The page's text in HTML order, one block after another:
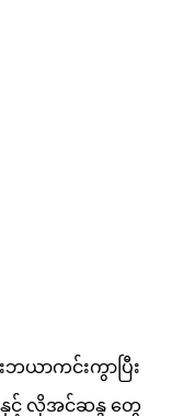
ဘယာကင်းကွာပြီး
နှင့် လိုအင်ဆန္ဒ တွေ